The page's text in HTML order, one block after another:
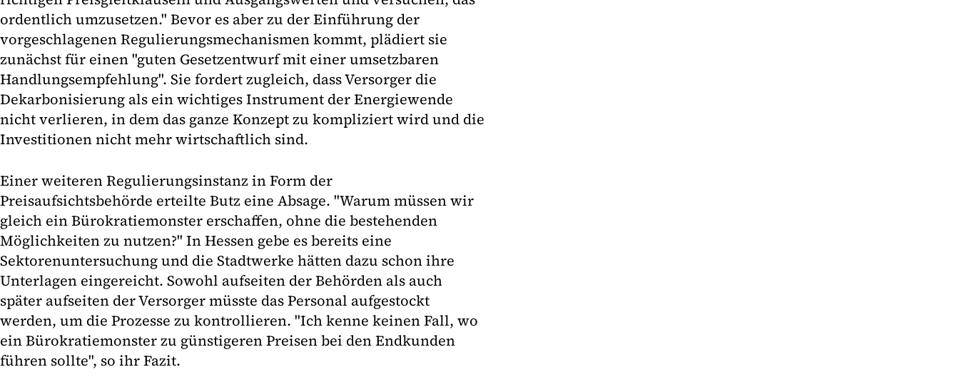
ordentlich umzusetzen." Bevor es aber zu der Einführung der
vorgeschlagenen Regulierungsmechanismen kommt, plädiert sie
zunächst für einen "guten Gesetzentwurf mit einer umsetzbaren
Handlungsempfehlung". Sie fordert zugleich, dass Versorger die
Dekarbonisierung als ein wichtiges Instrument der Energiewende
nicht verlieren, in dem das ganze Konzept zu kompliziert wird und die
Investitionen nicht mehr wirtschaftlich sind.
Einer weiteren Regulierungsinstanz in Form der
Preisaufsichtsbehörde erteilte Butz eine Absage. "Warum müssen wir
gleich ein Bürokratiemonster erschaffen, ohne die bestehenden
Möglichkeiten zu nutzen?" In Hessen gebe es bereits eine
Sektorenuntersuchung und die Stadtwerke hätten dazu schon ihre
Unterlagen eingereicht. Sowohl aufseiten der Behörden als auch
später aufseiten der Versorger müsste das Personal aufgestockt
werden, um die Prozesse zu kontrollieren. "Ich kenne keinen Fall, wo
ein Bürokratiemonster zu günstigeren Preisen bei den Endkunden
führen sollte", so ihr Fazit.